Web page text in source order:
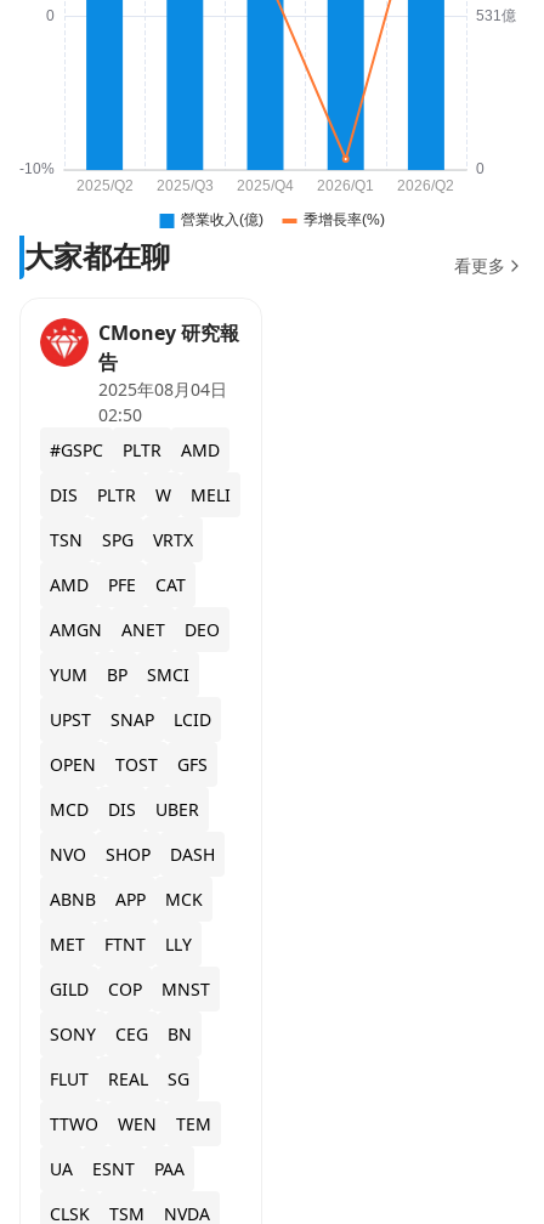
大家都在聊 看更多
CMoney 研究報
告
2025年08月04日
02:50
#GSPC
PLTR
AMD
DIS
PLTR W
MELI
TSN
SPG
VRTX
AMD
PFE
CAT
AMGN
ANET
DEO
YUM
BP
SMCI
UPST
SNAP
LCID
OPEN
TOST
GFS
MCD
DIS
UBER
NVO
SHOP
DASH
ABNB
APP
MCK
MET
FTNT
LLY
GILD
COP
MNST
SONY
CEG
BN
FLUT
REAL
SG
TTWO
WEN
TEM
UA
ESNT
PAA
CLSK
TSM
NVDA